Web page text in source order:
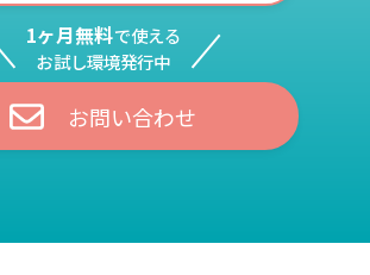
1ヶ月無料で使える
お試し環境発行中
お問い合わせ